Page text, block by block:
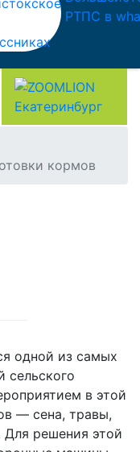
кормов
одной из самых
сельского
в этой
— сена, травы,
решения этой